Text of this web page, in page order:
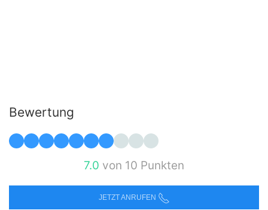
Bewertung
7.0 von 10 Punkten
JETZT ANRUFEN